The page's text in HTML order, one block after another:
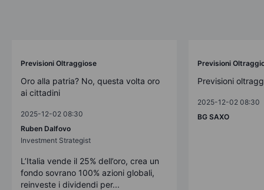
Previsioni Oltraggiose
Oro alla patria? No, questa volta oro
ai cittadini
2025-12-02 08:30
Ruben Dalfovo
Investment Strategist
L’Italia vende il 25% dell’oro, crea un
fondo sovrano 100% azioni globali,
reinveste i dividendi per...
Previsioni
Previsioni
2025-12-02 08:30
BG SAXO